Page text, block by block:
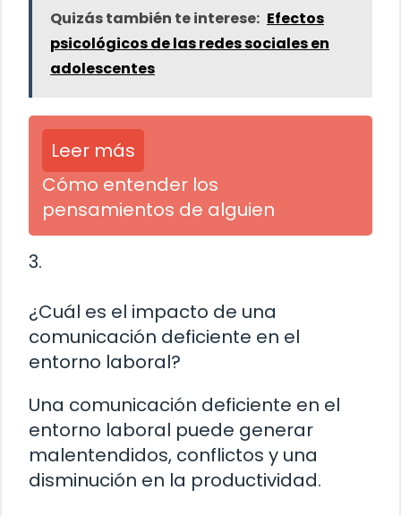
Quizás también te interese: Efectos
psicológicos de las redes sociales en
adolescentes
Leer más
Cómo entender los
pensamientos de alguien
3.
¿Cuál es el impacto de una
comunicación deficiente en el
entorno laboral?
Una comunicación deficiente en el
entorno laboral puede generar
malentendidos, conflictos y una
disminución en la productividad.